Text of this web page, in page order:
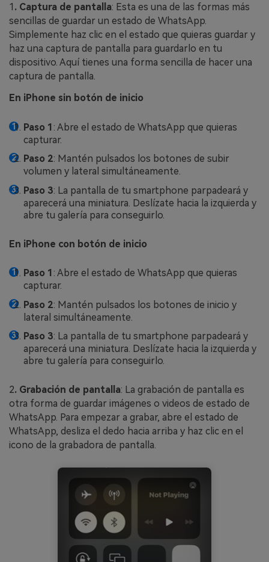
1 . Captura de pantalla: Esta es una de las formas más
sencillas de guardar un estado de WhatsApp.
Simplemente haz clic en el estado que quieras guardar y
haz una captura de pantalla para guardarlo en tu
dispositivo. Aquí tienes una forma sencilla de hacer una
captura de pantalla.
En iPhone sin botón de inicio
Paso 1 : Abre el estado de WhatsApp que quieras
capturar.
Paso 2: Mantén pulsados los botones de subir
volumen y lateral simultáneamente.
Paso 3: La pantalla de tu smartphone parpadeará y
aparecerá una miniatura. Deslízate hacia la izquierda y
abre tu galería para conseguirlo.
En iPhone con botón de inicio
Paso 1 : Abre el estado de WhatsApp que quieras
capturar.
Paso 2: Mantén pulsados los botones de inicio y
lateral simultáneamente.
Paso 3: La pantalla de tu smartphone parpadeará y
aparecerá una miniatura. Deslízate hacia la izquierda y
abre tu galería para conseguirlo.
2. Grabación de pantalla: La grabación de pantalla es
otra forma de guardar imágenes o videos de estado de
WhatsApp. Para empezar a grabar, abre el estado de
WhatsApp, desliza el dedo hacia arriba y haz clic en el
icono de la grabadora de pantalla.